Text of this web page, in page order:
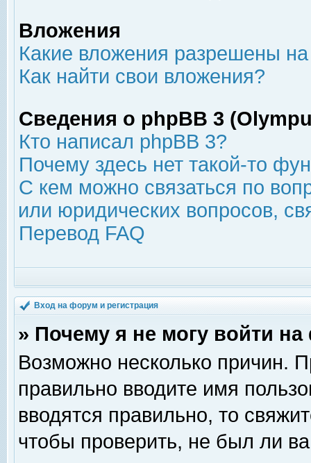
Вложения
Какие вложения разрешены
Как найти свои вложения?
Сведения о phpBB 3
Кто написал phpBB 3?
Почему здесь нет такой-то
С кем можно связаться по
или юридических вопросов,
Перевод FAQ
Вход на форум и регистрация
» Почему я не могу войти
Возможно несколько причин.
правильно вводите имя
вводятся правильно, то
чтобы проверить, не был ли